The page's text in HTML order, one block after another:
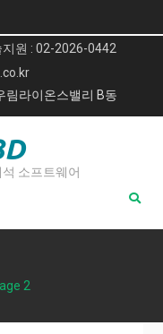
원 : 02-2026-0442
림라이온스밸리 B동
소프트웨어
2